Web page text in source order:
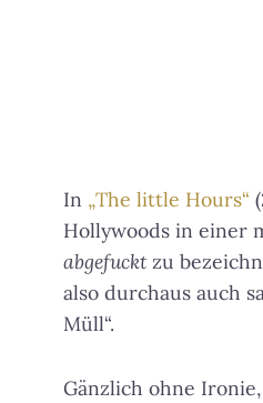
In „The little Hours“
Hollywoods in einer
abgefucktzu
also durchaus auch
Müll“.
Gänzlich ohne